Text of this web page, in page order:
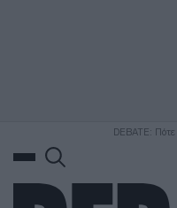
DEBATE: Πότε